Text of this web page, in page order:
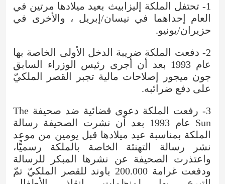
1- تحتفل الملكة إليزابيث بعيد ميلادها مرتين في
العام إحداهما في نيسان/إبريل ، والأخرى في
حزيران/يونيو.
2- دفعت الملكة ضريبة الدخل الأولى الخاصة بها
عام 1993 بعد أن أجرى رئيس الوزراء السابق
جون ميجور إصلاحات مالية تجبر القصر الملكيّ
على دفع ضرائبه.
3- رفعت الملكة دعوى قضائية ضد صحيفة The
Sun عام 1993 بعد أن نشرت الصحيفة رسالة
الملكة بمناسبة عيد ميلادها قبل يومين من موعد
نشر رسالة التهنئة الخاصة بالملكة رسميًّا،
واعتذرت الصحيفة عن نشرها المبكر للرسالة
ودفعت غرامة 200.000 باوند للقصر الملكيّ تمّ